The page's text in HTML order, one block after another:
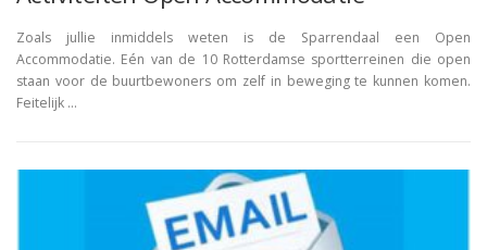
Zoals jullie inmiddels weten is de Sparrendaal een Open
Accommodatie. Eén van de 10 Rotterdamse sportterreinen die open
staan voor de buurtbewoners om zelf in beweging te kunnen komen.
Feitelijk …